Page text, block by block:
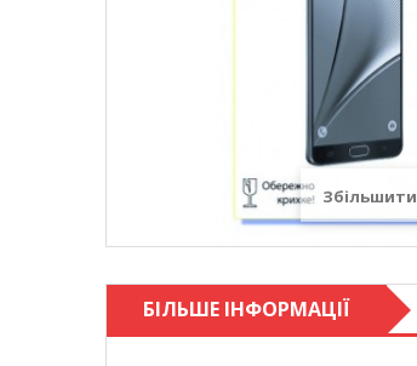
Збільшити
БІЛЬШЕ ІНФОРМАЦІЇ